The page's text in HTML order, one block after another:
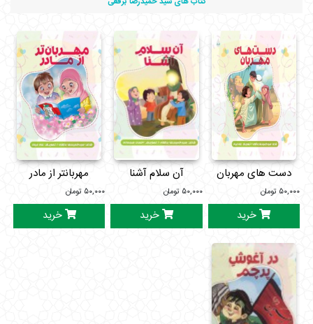
دست های مهربان
۵۰,۰۰۰ تومان
خرید
آن سلام آشنا
۵۰,۰۰۰ تومان
خرید
مهربانتر از مادر
۵۰,۰۰۰ تومان
خرید